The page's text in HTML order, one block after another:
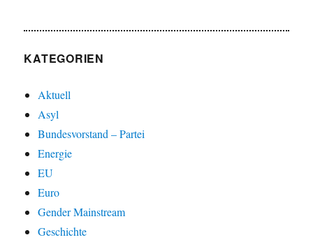
KATEGORIEN
Aktuell
Asyl
Bundesvorstand – Partei
Energie
EU
Euro
Gender Mainstream
Geschichte